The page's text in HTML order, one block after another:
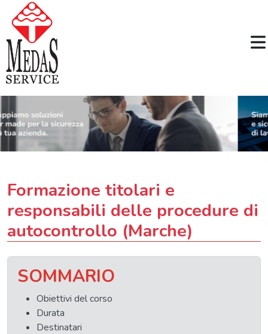
Formazione titolari e
responsabili delle procedure di
autocontrollo (Marche)
SOMMARIO
Obiettivi del corso
Durata
Destinatari